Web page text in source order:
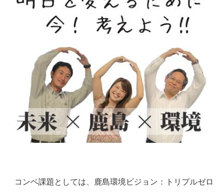
コンペ課題としては、鹿島環境ビジョン：トリプルゼロ